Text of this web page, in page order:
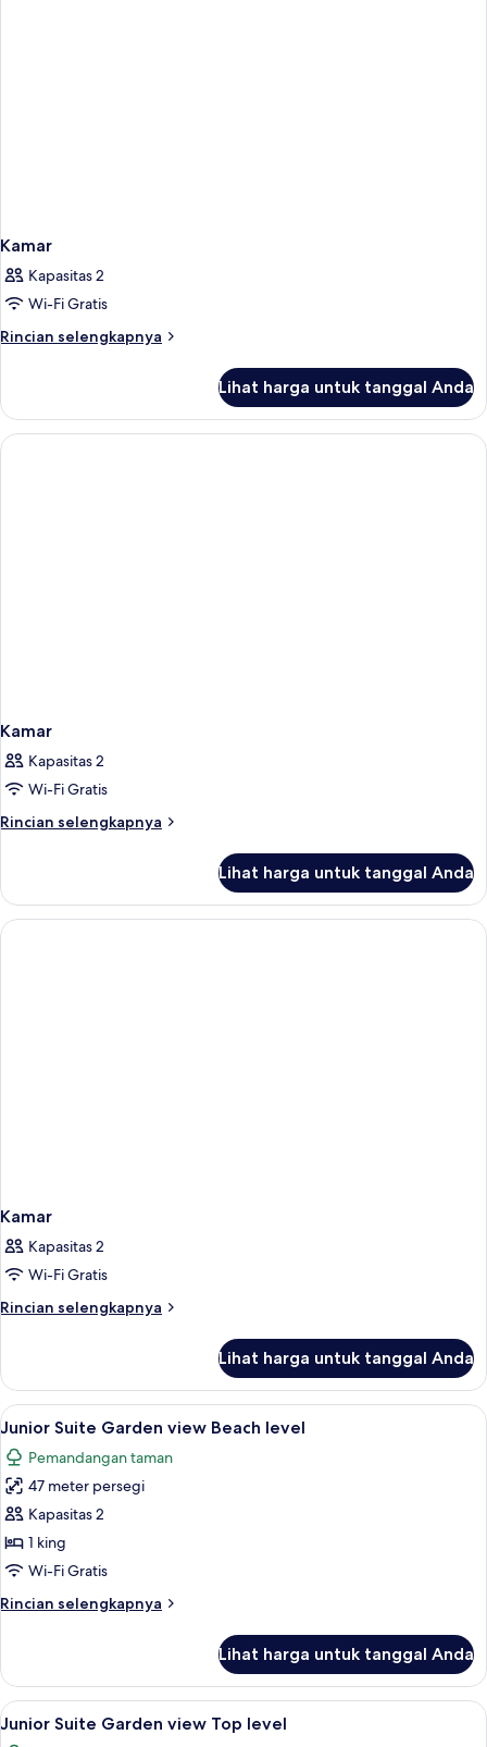
Kamar
Kapasitas 2
Wi-Fi Gratis
Rincian selengkapnya
Rincian
Kamar
Lihat harga untuk tanggal Anda
Kamar
Kapasitas 2
Wi-Fi Gratis
Rincian selengkapnya
Rincian
Kamar
Lihat harga untuk tanggal Anda
Kamar
Kapasitas 2
Wi-Fi Gratis
Rincian selengkapnya
Rincian
Kamar
Lihat harga untuk tanggal Anda
Lihat
semua
foto
untuk
Junior
Suite
Garden
Beach
Junior Suite Garden view Beach
8
Junior Suite Garden view Beach level
Pemandangan taman
47 meter persegi
Kapasitas 2
1 king
Wi-Fi Gratis
Rincian selengkapnya
Rincian
Junior
Suite
Garden
view
Lihat harga untuk tanggal Anda
Lihat
semua
Junior Suite Garden view Top level
7
Junior Suite Garden view Top level